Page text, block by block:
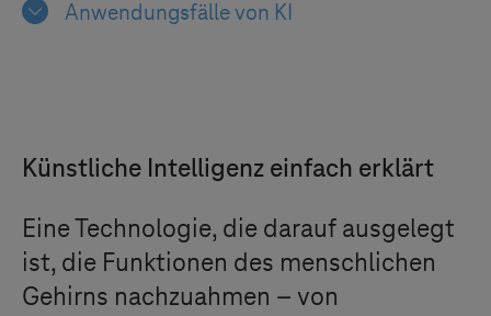
Anwendungsfälle von KI
Künstliche Intelligenz einfach erklärt
Eine Technologie, die darauf ausgelegt
ist, die Funktionen des menschlichen
Gehirns nachzuahmen – von